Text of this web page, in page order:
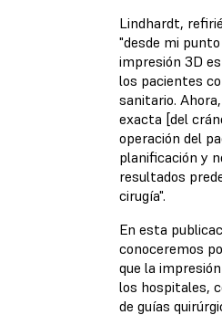
Lindhardt,
"desde mi
impresión 3D
los pacientes
sanitario.
exacta [del
operación del
planificación y
resultados
cirugía".
En esta
conoceremos
que la
los hospitales,
de guías